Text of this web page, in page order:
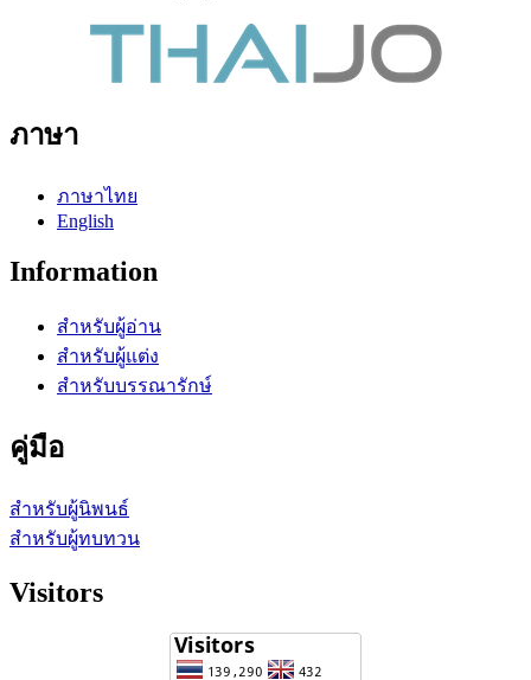
ภาษา
ภาษาไทย
English
Information
สำหรับผู้อ่าน
สำหรับผู้แต่ง
สำหรับบรรณารักษ์
คู่มือ
สำหรับผู้นิพนธ์
สำหรับผู้ทบทวน
Visitors